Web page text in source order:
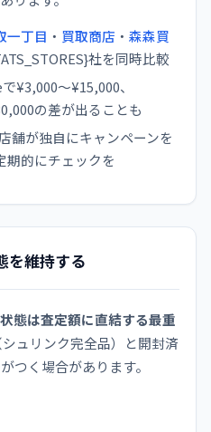
一丁目 ・ 買取商店 ・ 森森買
社を同時比較
¥3,000〜¥15,000、
の差が出ることも
舗が独自にキャンペーンを
期的にチェックを
を維持する
態は査定額に直結する最重
ュリンク完全品）と開封済
つく場合があります。